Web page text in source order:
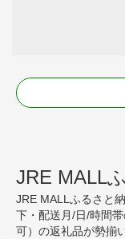
JRE MALL
JRE MALLふるさと
下・配送月/日/時間
可）の返礼品が勢揃